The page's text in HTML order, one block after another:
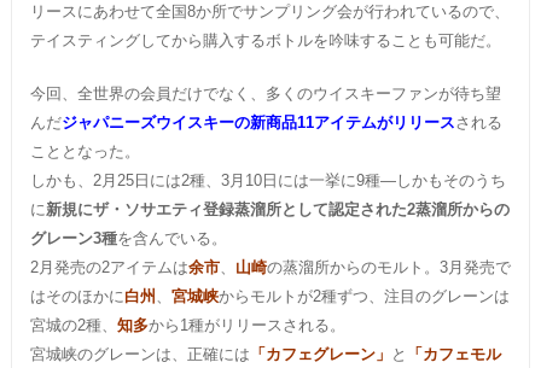
リースにあわせて全国8か所でサンプリング会が行われているので、
テイスティングしてから購入するボトルを吟味することも可能だ。
今回、全世界の会員だけでなく、多くのウイスキーファンが待ち望
んだジャパニーズウイスキーの新商品11アイテムがリリースされる
こととなった。
しかも、2月25日には2種、3月10日には一挙に9種―しかもそのうち
に 新規にザ・ソサエティ登録蒸溜所として認定された2蒸溜所からの
グレーン3種を含んでいる。
2月発売の2アイテムは余市、 山崎の蒸溜所からのモルト。3月発売で
はそのほかに 白州 宮城峡からモルトが2種ずつ、注目のグレーンは
宮城の2種、 知多から1種がリリースされる。
宮城峡のグレーンは、正確には 「カフェグレーン」 と
「カフェモル